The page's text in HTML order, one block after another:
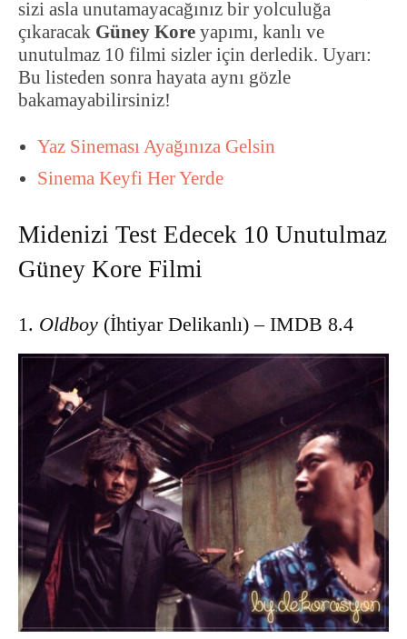
sizi asla unutamayacağınız bir yolculuğa
çıkaracak Güney Kore yapımı, kanlı ve
unutulmaz 10 filmi sizler için derledik. Uyarı:
Bu listeden sonra hayata aynı gözle
bakamayabilirsiniz!
Yaz Sineması Ayağınıza Gelsin
Sinema Keyfi Her Yerde
Midenizi Test Edecek 10 Unutulmaz
Güney Kore Filmi
1. Oldboy (İhtiyar Delikanlı) – IMDB 8.4